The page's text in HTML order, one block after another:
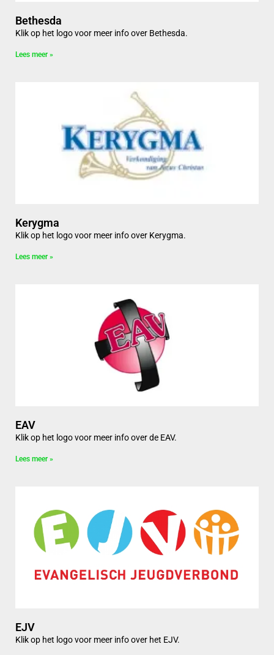
Bethesda
Klik op het logo voor meer info over Bethesda.
Lees meer »
Kerygma
Klik op het logo voor meer info over Kerygma.
Lees meer »
EAV
Klik op het logo voor meer info over de EAV.
Lees meer »
EJV
Klik op het logo voor meer info over het EJV.